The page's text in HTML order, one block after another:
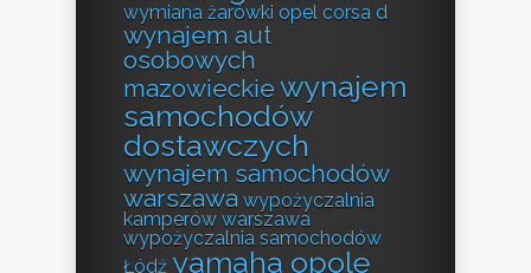
wymiana żarówki opel corsa d
wynajem aut
osobowych
mazowieckie wynajem
samochodów
dostawczych
wynajem samochodów
warszawa wypożyczalnia
kamperów warszawa
wypożyczalnia samochodów
Łódź yamaha opole